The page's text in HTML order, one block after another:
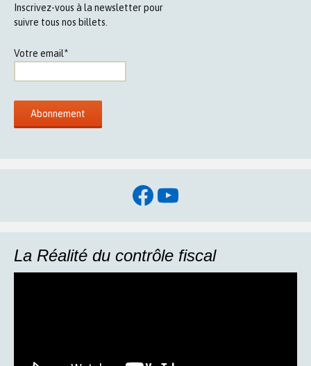
Inscrivez-vous à la newsletter pour
suivre tous nos billets.
Votre email*
Facebook
YouTube
La Réalité du contrôle fiscal